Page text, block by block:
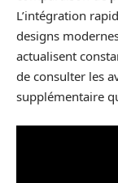
L’intégration
designs
actualisent
de consulter les
supplémentaire